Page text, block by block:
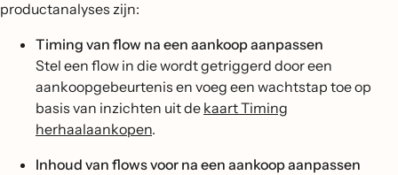
productanalyses zijn:
Timing van flow na een aankoop aanpassen
Stel een flow in die wordt getriggerd door een
aankoopgebeurtenis en voeg een wachtstap toe op
basis van inzichten uit de kaart Timing
herhaalaankopen.
Inhoud van flows voor na een aankoop aanpassen